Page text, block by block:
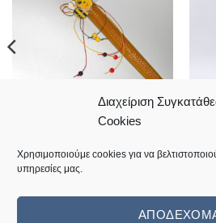
Διαχείριση
Cookies
Χρησιμοποιούμε cookies για να
υπηρεσίες μας.
Λαμπάδα κηρήθρα με
Κωδικός: L2018-14